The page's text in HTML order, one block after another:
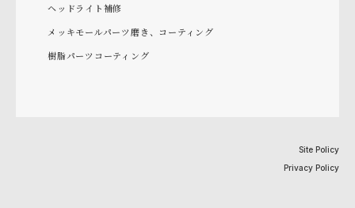
ヘッドライト補修
メッキモールパーツ磨き、コーティング
樹脂パーツコーティング
Site Policy
Privacy Policy